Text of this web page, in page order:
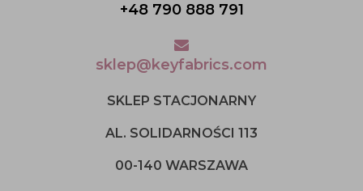
+48 790 888 791
sklep@keyfabrics.com
SKLEP STACJONARNY
AL. SOLIDARNOŚCI 113
00-140 WARSZAWA